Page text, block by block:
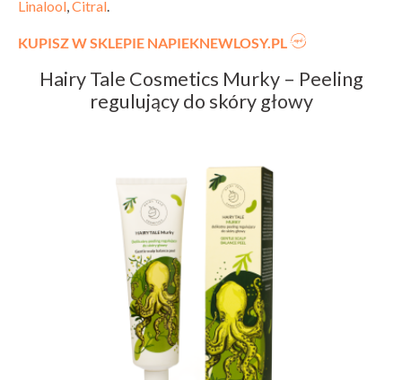
Linalool,Citral.
KUPISZ W SKLEPIE NAPIEKNEWLOSY.PL
Hairy Tale Cosmetics Murky – Peeling
regulujący do skóry głowy